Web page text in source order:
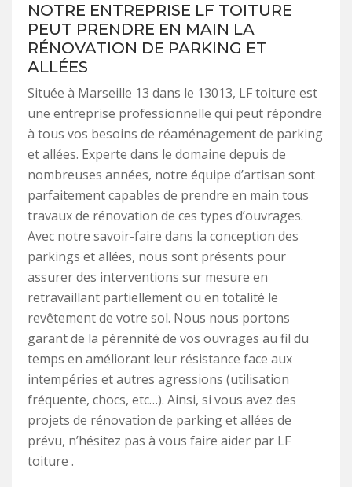
NOTRE ENTREPRISE LF TOITURE
PEUT PRENDRE EN MAIN LA
RÉNOVATION DE PARKING ET
ALLÉES
Située à Marseille 13 dans le 13013, LF toiture est
une entreprise professionnelle qui peut répondre
à tous vos besoins de réaménagement de parking
et allées. Experte dans le domaine depuis de
nombreuses années, notre équipe d’artisan sont
parfaitement capables de prendre en main tous
travaux de rénovation de ces types d’ouvrages.
Avec notre savoir-faire dans la conception des
parkings et allées, nous sont présents pour
assurer des interventions sur mesure en
retravaillant partiellement ou en totalité le
revêtement de votre sol. Nous nous portons
garant de la pérennité de vos ouvrages au fil du
temps en améliorant leur résistance face aux
intempéries et autres agressions (utilisation
fréquente, chocs, etc…). Ainsi, si vous avez des
projets de rénovation de parking et allées de
prévu, n’hésitez pas à vous faire aider par LF
toiture .